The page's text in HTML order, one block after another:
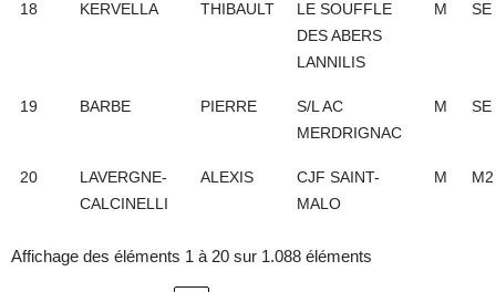
18 KERVELLA THIBAULT
LE SOUFFLE
DES ABERS
LANNILIS
M SE
19 BARBE PIERRE
S/L AC
MERDRIGNAC
M SE
20
LAVERGNE-
CALCINELLI
ALEXIS
CJF SAINT-
MALO
M M2
Affichage des éléments 1 à 20 sur 1.088 éléments